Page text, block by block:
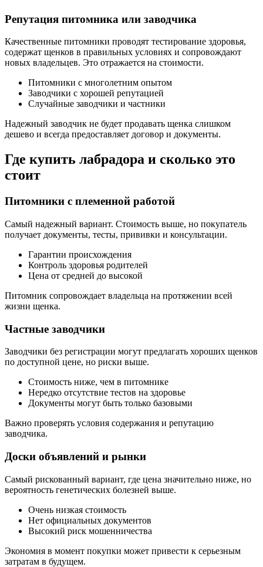
Репутация питомника или заводчика
Качественные питомники проводят тестирование здоровья,
содержат щенков в правильных условиях и сопровождают
новых владельцев. Это отражается на стоимости.
Питомники с многолетним опытом
Заводчики с хорошей репутацией
Случайные заводчики и частники
Надежный заводчик не будет продавать щенка слишком
дешево и всегда предоставляет договор и документы.
Где купить лабрадора и сколько это
стоит
Питомники с племенной работой
Самый надежный вариант. Стоимость выше, но покупатель
получает документы, тесты, прививки и консультации.
Гарантии происхождения
Контроль здоровья родителей
Цена от средней до высокой
Питомник сопровождает владельца на протяжении всей
жизни щенка.
Частные заводчики
Заводчики без регистрации могут предлагать хороших щенков
по доступной цене, но риски выше.
Стоимость ниже, чем в питомнике
Нередко отсутствие тестов на здоровье
Документы могут быть только базовыми
Важно проверять условия содержания и репутацию
заводчика.
Доски объявлений и рынки
Самый рискованный вариант, где цена значительно ниже, но
вероятность генетических болезней выше.
Очень низкая стоимость
Нет официальных документов
Высокий риск мошенничества
Экономия в момент покупки может привести к серьезным
затратам в будущем.